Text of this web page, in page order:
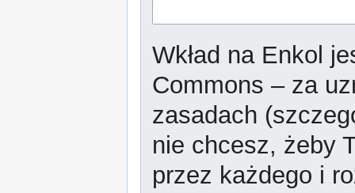
Wkład na Enkol
Commons – za
zasadach
nie chcesz, żeby
przez każdego i